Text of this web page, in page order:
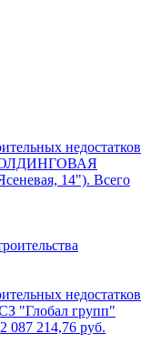
недостатков
14"). Всего
недостатков
"Глобал групп"
087 214,76 руб.